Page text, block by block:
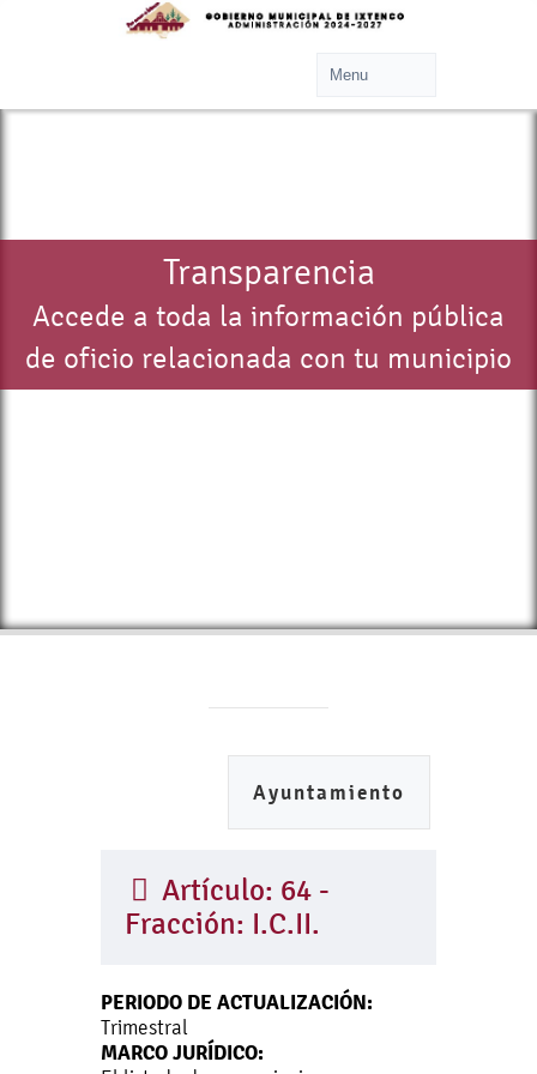
Transparencia
Accede a toda la información pública
de oficio relacionada con tu municipio
Ayuntamiento
Artículo: 64 -
Fracción: I.C.II.
PERIODO DE ACTUALIZACIÓN:
Trimestral
MARCO JURÍDICO: